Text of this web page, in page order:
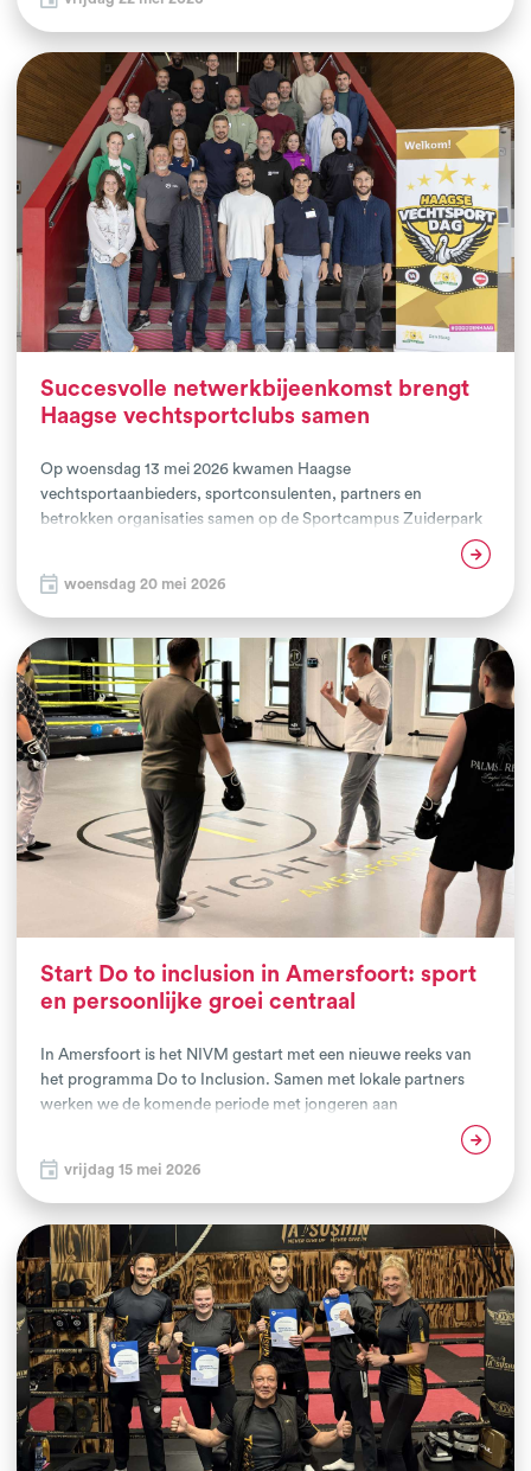
Bokskade en Karkach Gym samen met afgevaardigden van de
gemeente Vlissingen, politie, buurtteams en andere
maatschappelijke partners. De aftrap van dit 2-jarige project
stond in het teken van kennismaking en samenwerking.
Succesvolle netwerkbijeenkomst brengt
Haagse vechtsportclubs samen
Op woensdag 13 mei 2026 kwamen Haagse
vechtsportaanbieders, sportconsulenten, partners en
betrokken organisaties samen op de Sportcampus Zuiderpark
Collectief (HVC). De bijeenkomst werd georganiseerd door het
NIVM in samenwerking met de gemeente Den Haag.
woensdag 20 mei 2026
Start Do to inclusion in Amersfoort: sport
en persoonlijke groei centraal
In Amersfoort is het NIVM gestart met een nieuwe reeks van
het programma Do to Inclusion. Samen met lokale partners
werken we de komende periode met jongeren aan
zelfvertrouwen, sociale vaardigheden, mentale veerkracht en
wordt aangeboden aan twee groepen jongeren. De eerste
groep bestaat uit 13 jongeren die via Integratiewerk de
inburgeringsroute doorlopen. Het programma Do is hier een
vast onderdeel van hun lesweek. De tweede groep bestaat uit
jong volwassenen van o.a. woonlocatie ‘t Plot.
vrijdag 15 mei 2026